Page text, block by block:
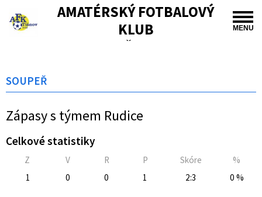
MENU
AMATÉRSKÝ FOTBALOVÝ
KLUB
TIŠNOV
SOUPEŘ
Zápasy s týmem Rudice
Celkové statistiky
Z V R P Skóre
%
1
0 0 1 2:3 0 %